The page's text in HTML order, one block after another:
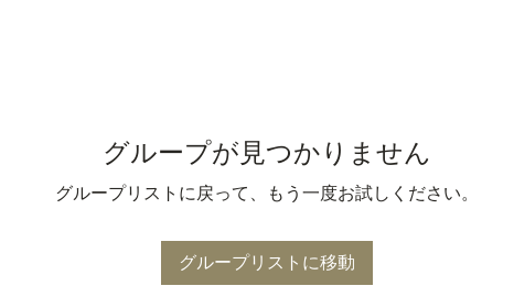
グループが見つかりません
グループリストに戻って、もう一度お試しください。
グループリストに移動